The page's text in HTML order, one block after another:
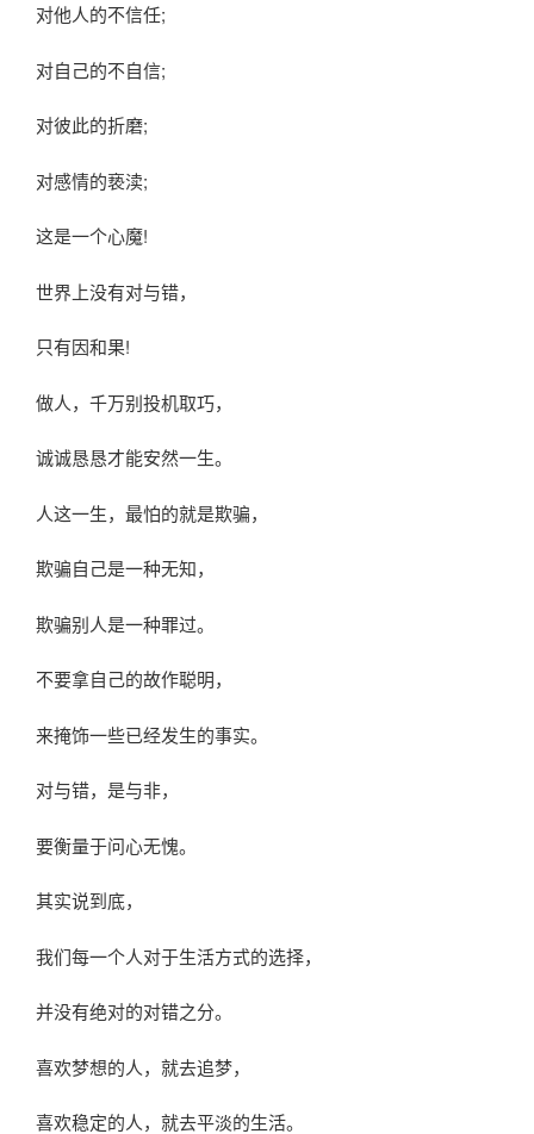
对他人的不信任;
对自己的不自信;
对彼此的折磨;
对感情的亵渎;
这是一个心魔!
世界上没有对与错，
只有因和果!
做人，千万别投机取巧，
诚诚恳恳才能安然一生。
人这一生，最怕的就是欺骗，
欺骗自己是一种无知，
欺骗别人是一种罪过。
不要拿自己的故作聪明，
来掩饰一些已经发生的事实。
对与错，是与非，
要衡量于问心无愧。
其实说到底，
我们每一个人对于生活方式的选择，
并没有绝对的对错之分。
喜欢梦想的人，就去追梦，
喜欢稳定的人，就去平淡的生活。